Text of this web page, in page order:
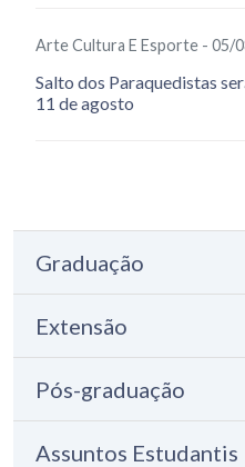
Arte Cultura E Esporte - 05/
Salto dos Paraquedistas
11 de agosto
Graduação
Extensão
Pós-graduação
Assuntos Estudantis